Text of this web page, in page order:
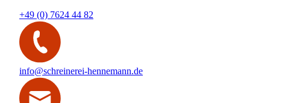
+49 (0) 7624 44 82
info@schreinerei-hennemann.de